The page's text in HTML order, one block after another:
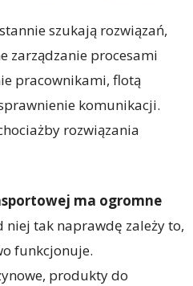
szukają rozwiązań,
zarządzanie procesami
pracownikami, flotą
komunikacji.
rozwiązania
ma ogromne
niej tak naprawdę zależy to,
funkcjonuje.
produkty do